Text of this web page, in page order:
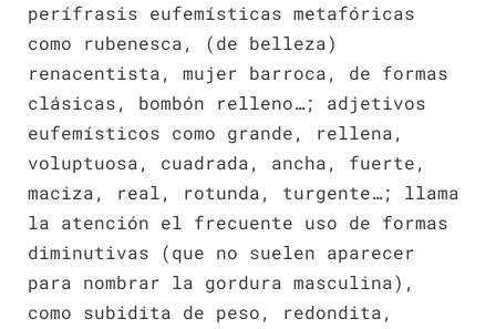
perífrasis eufemísticas metafóricas
como rubenesca, (de belleza)
renacentista, mujer barroca, de formas
clásicas, bombón relleno…; adjetivos
eufemísticos como grande, rellena,
voluptuosa, cuadrada, ancha, fuerte,
maciza, real, rotunda, turgente…; llama
la atención el frecuente uso de formas
diminutivas (que no suelen aparecer
para nombrar la gordura masculina),
como subidita de peso, redondita,